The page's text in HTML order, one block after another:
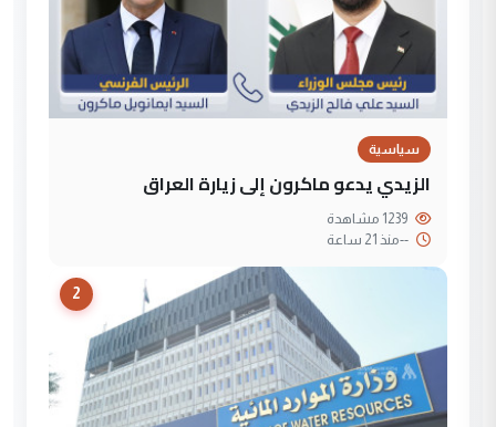
سياسية
الزيدي يدعو ماكرون إلى زيارة العراق
--منذ 21 ساعة
2